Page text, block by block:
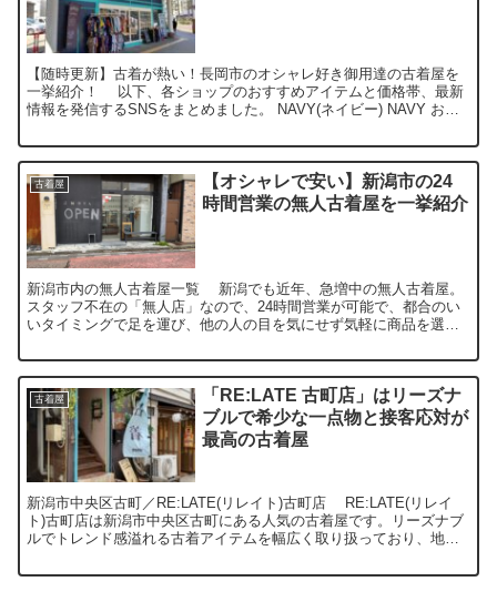
【随時更新】古着が熱い！長岡市のオシャレ好き御用達の古着屋を
一挙紹介！ 以下、各ショップのおすすめアイテムと価格帯、最新
情報を発信するSNSをまとめました。 NAVY(ネイビー) NAVY おす
古着屋
【オシャレで安い】新潟市の24
時間営業の無人古着屋を一挙紹介
新潟市内の無人古着屋一覧 新潟でも近年、急増中の無人古着屋。
スタッフ不在の「無人店」なので、24時間営業が可能で、都合のい
いタイミングで足を運び、他の人の目を気にせず気軽に商品を選ぶ
古着屋
「RE:LATE 古町店」はリーズナ
ブルで希少な一点物と接客応対が
最高の古着屋
新潟市中央区古町／RE:LATE(リレイト)古町店 RE:LATE(リレイ
ト)古町店は新潟市中央区古町にある人気の古着屋です。リーズナブ
ルでトレンド感溢れる古着アイテムを幅広く取り扱っており、地元